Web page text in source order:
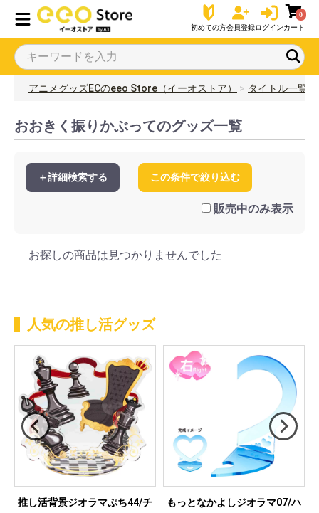
初めての方会員登録ログイン
0
カート
アニメグッズECのeeo Store（イーオストア） タイトル一覧
おおきく振りかぶってのグッズ一覧
＋詳細検索する この条件で絞り込む
販売中のみ表示
お探しの商品は見つかりませんでした
人気の推し活グッズ
推し活背景ジオラマぷち44/チ
もっとなかよしジオラマ07/ハ